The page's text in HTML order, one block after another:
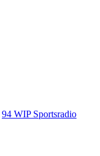
94 WIP Sportsradio